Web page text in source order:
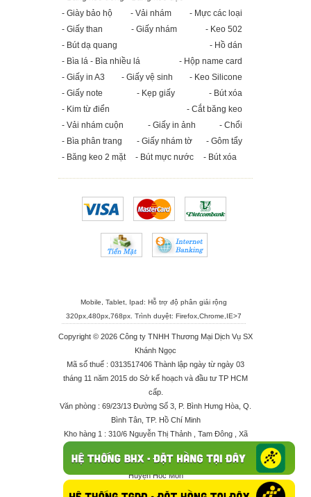
- Giày bảo hộ
- Vải nhám
- Mực các loại
- Giấy than
- Giấy nhám
- Keo 502
- Bút dạ quang
- Hồ dán
- Bìa lá - Bìa nhiều lá
- Hộp name card
- Giấy in A3
- Giấy vệ sinh
- Keo Silicone
- Giấy note
- Kẹp giấy
- Bút xóa
- Kim từ điển
- Cắt băng keo
- Vải nhám cuộn
- Giấy in ảnh
- Chổi
- Bìa phân trang
- Giấy nhám tờ
- Gôm tẩy
- Băng keo 2 mặt
- Bút mực nước - Bút xóa
Mobile, Tablet, Ipad: Hỗ trợ độ phân giải rộng
320px,480px,768px. Trình duyệt: Firefox,Chrome,IE>7
Copyright © 2026 Công ty TNHH Thương Mại Dịch Vụ SX
Khánh Ngọc
Mã số thuế : 0313517406 Thành lập ngày từ ngày 03
tháng 11 năm 2015 do Sở kế hoạch và đầu tư TP HCM
cấp.
Văn phòng : 69/23/13 Đường Số 3, P. Bình Hưng Hòa, Q.
Bình Tân, TP. Hồ Chí Minh
Kho hàng 1 : 310/6 Nguyễn Thị Thảnh , Tam Đông , Xã
Kho hàng 2 : 68/2X Ấp Đông 1 , Xã Thới Tam Thôn ,
Huyện Hóc Môn
Điện thoại : 028 625 66506 - 0909 682 189 - 082 7158